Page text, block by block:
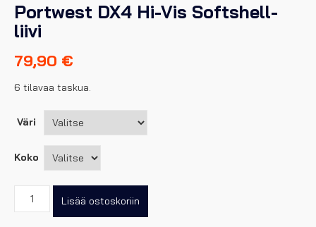
Portwest DX4 Hi-Vis Softshell-
liivi
79,90 €
6 tilavaa taskua.
Väri
Koko
DX4
Lisää ostoskoriin